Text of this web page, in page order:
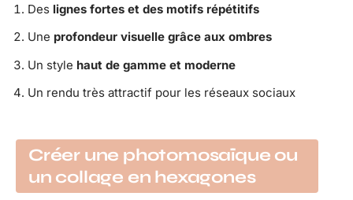
Des lignes fortes et des motifs répétitifs
Une profondeur visuelle grâce aux ombres
Un style haut de gamme et moderne
Un rendu très attractif pour les réseaux sociaux
Créer une photomosaïque ou
un collage en hexagones